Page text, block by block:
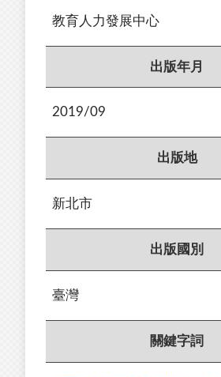
教育人力發展中心
出版年月
2019/09
出版地
新北市
出版國別
臺灣
關鍵字詞